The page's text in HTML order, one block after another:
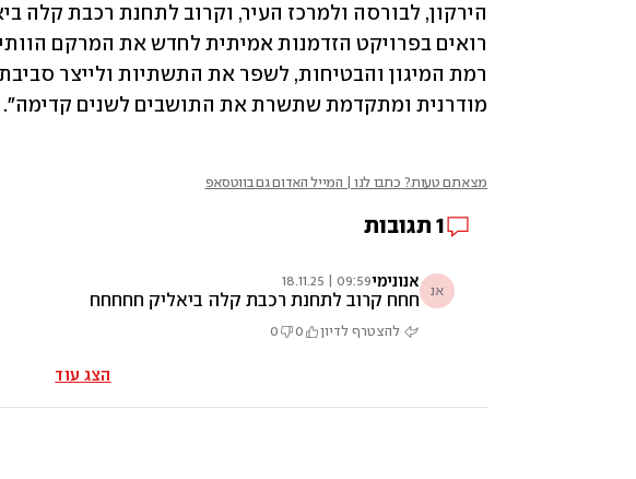
מודרנית ומתקדמת שתשרת את התושבים לשנים קדימה".
מצאתם טעות? כתבו לנו | המייל האדום גם בווטסאפ
1 תגובות
אנ אנונימי09:59 | 18.11.25
חחח קרוב לתחנת רכבת קלה ביאליק חחחחח
להצטרף לדיון 0
0
הצג עוד